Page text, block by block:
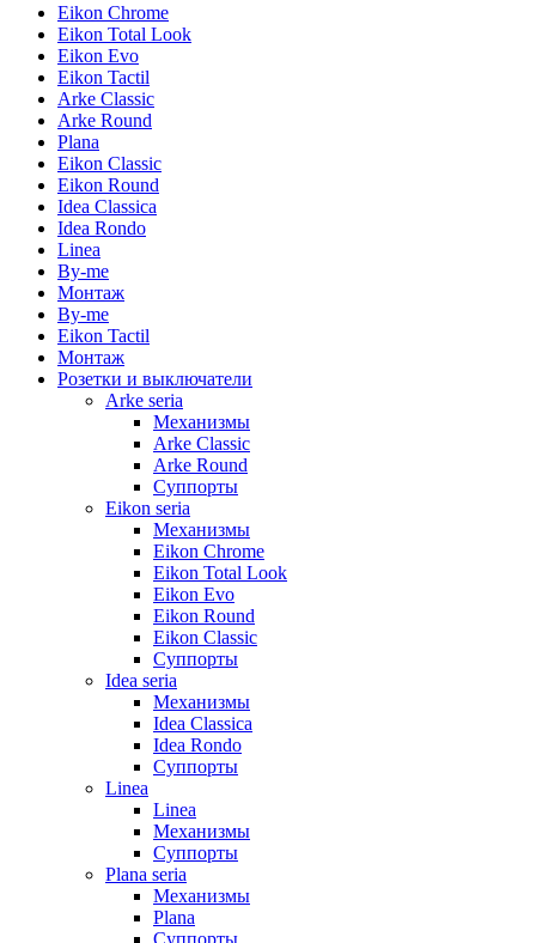
Eikon Chrome
Eikon Total Look
Eikon Evo
Eikon Tactil
Arke Classic
Arke Round
Plana
Eikon Classic
Eikon Round
Idea Classica
Idea Rondo
Linea
By-me
Монтаж
By-me
Eikon Tactil
Монтаж
Розетки и выключатели
Arke seria
Механизмы
Arke Classic
Arke Round
Суппорты
Eikon seria
Механизмы
Eikon Chrome
Eikon Total Look
Eikon Evo
Eikon Round
Eikon Classic
Суппорты
Idea seria
Механизмы
Idea Classica
Idea Rondo
Суппорты
Linea
Linea
Механизмы
Суппорты
Plana seria
Механизмы
Plana
Суппорты